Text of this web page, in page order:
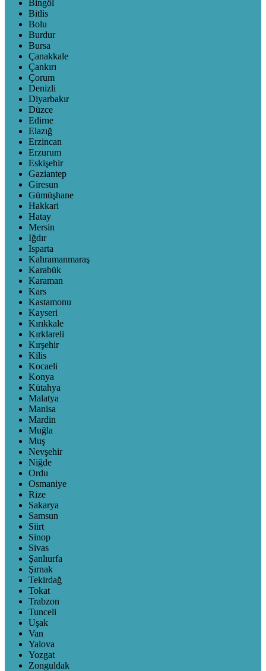
Bingöl
Bitlis
Bolu
Burdur
Bursa
Çanakkale
Çankırı
Çorum
Denizli
Diyarbakır
Düzce
Edirne
Elazığ
Erzincan
Erzurum
Eskişehir
Gaziantep
Giresun
Gümüşhane
Hakkari
Hatay
Mersin
Iğdır
Isparta
Kahramanmaraş
Karabük
Karaman
Kars
Kastamonu
Kayseri
Kırıkkale
Kırklareli
Kırşehir
Kilis
Kocaeli
Konya
Kütahya
Malatya
Manisa
Mardin
Muğla
Muş
Nevşehir
Niğde
Ordu
Osmaniye
Rize
Sakarya
Samsun
Siirt
Sinop
Sivas
Şanlıurfa
Şırnak
Tekirdağ
Tokat
Trabzon
Tunceli
Uşak
Van
Yalova
Yozgat
Zonguldak